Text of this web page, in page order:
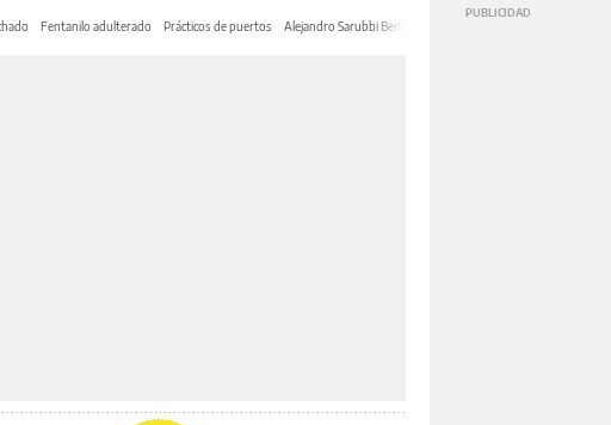
Fentanilo adulterado Prácticos de puertos Alejandro Sarubbi Benítez